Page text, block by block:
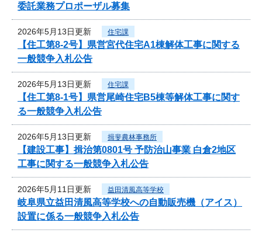
委託業務プロポーザル募集
2026年5月13日更新 住宅課
【住工第8-2号】県営宮代住宅A1棟解体工事に関する
一般競争入札公告
2026年5月13日更新 住宅課
【住工第8-1号】県営尾崎住宅B5棟等解体工事に関す
る一般競争入札公告
2026年5月13日更新 揖斐農林事務所
【建設工事】揖治第0801号 予防治山事業 白倉2地区
工事に関する一般競争入札公告
2026年5月11日更新 益田清風高等学校
岐阜県立益田清風高等学校への自動販売機（アイス）
設置に係る一般競争入札公告